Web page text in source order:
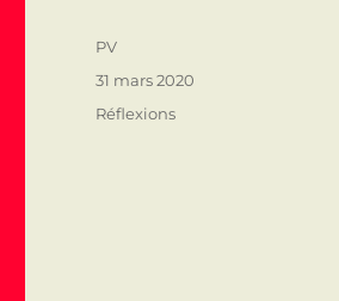
Auteur
PV
Publié
31 mars 2020
Catégories
Réflexions